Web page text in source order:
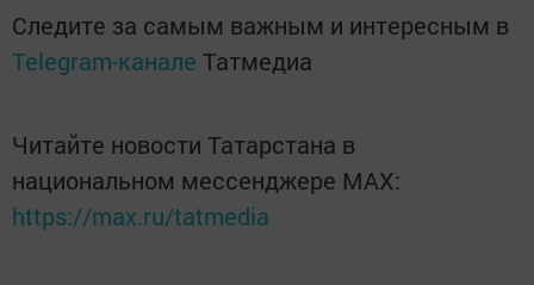
Следите за самым важным и интересным в
Telegram-канале Татмедиа
Читайте новости Татарстана в
национальном мессенджере MАХ:
https://max.ru/tatmedia